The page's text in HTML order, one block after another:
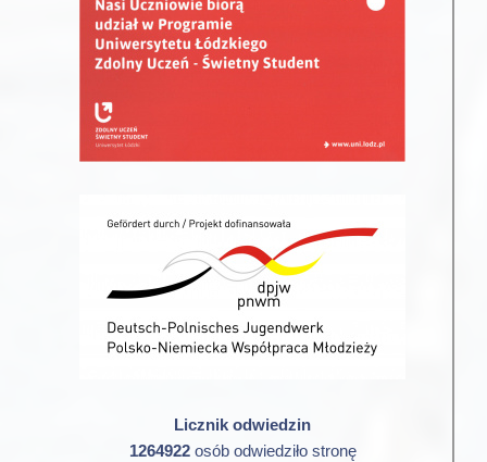
Licznik odwiedzin
1264922osób odwiedziło stronę